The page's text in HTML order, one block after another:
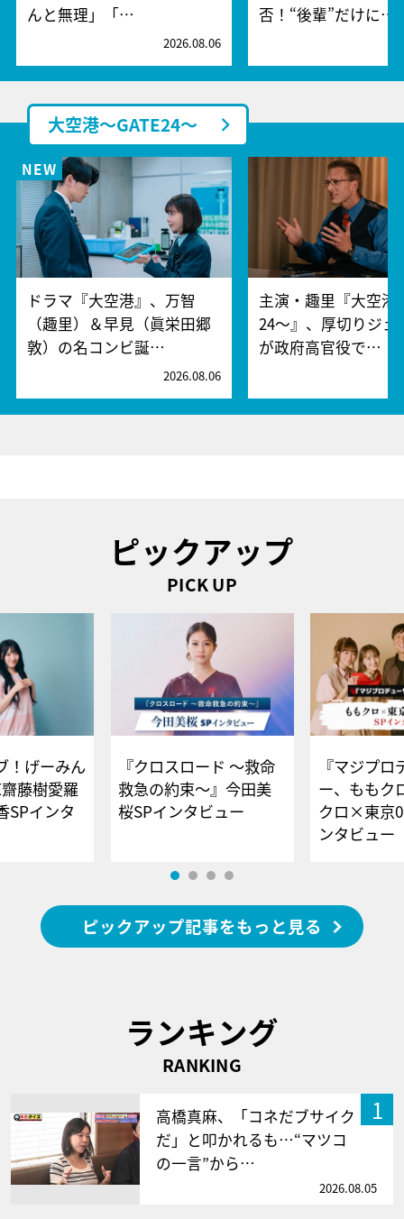
んと無理」「…
2026.08.06
否！“後輩”だけに…
大空港～GATE24～
ドラマ『大空港』、万智
（趣里）＆早見（眞栄田郷
敦）の名コンビ誕…
2026.08.06
主演・趣里『大空港
24～』、厚切りジェ
が政府高官役で…
ピックアップ
PICK UP
！げーみん
藤樹愛羅
SPインタ
『クロスロード ～救命
救急の約束～』今田美
桜SPインタビュー
『マジプロ
ー、ももク
クロ×東京
ンタビュー
ピックアップ記事をもっと見る
ランキング
RANKING
1
高橋真麻、「コネだブサイク
だ」と叩かれるも…“マツコ
の一言”から…
2026.08.05